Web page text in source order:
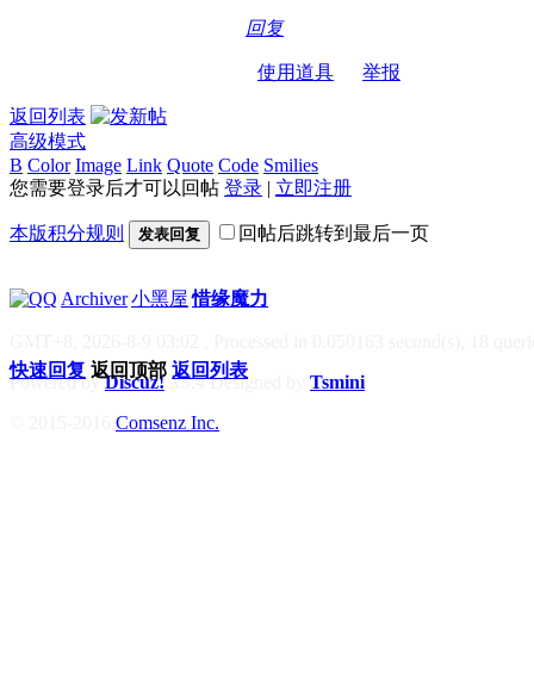
回复
使用道具 举报
返回列表
高级模式
B Color Image Link Quote Code Smilies
您需要登录后才可以回帖 登录 | 立即注册
本版积分规则 发表回复 回帖后跳转到最后一页
Archiver|小黑屋|惜缘魔力
Powered byDiscuz! X3.4Designed by Tsmini
Comsenz Inc.
快速回复 返回顶部 返回列表